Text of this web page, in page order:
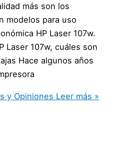
más son los
modelos para uso
HP Laser 107w.
Laser 107w, cuáles son
Hace algunos años
y Opiniones Leer más »